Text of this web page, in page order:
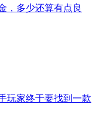
，多少还算有点良
玩家终于要找到一款